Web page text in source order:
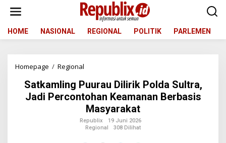
t
HOME NASIONAL REGIONAL POLITIK PARLEMEN
Homepage / Regional
t
k
a
m
l
i
Satkamling Puurau Dilirik Polda Sultra,
Jadi Percontohan Keamanan Berbasis
Masyarakat
Republix
19 Juni 2026
Regional
308 Dilihat